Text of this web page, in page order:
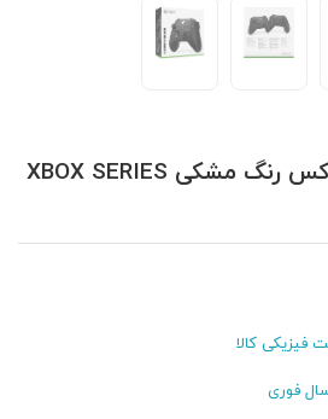
دسته بازی ایکس باکس رنگ مشکی XBOX SERIES
فیزیکی کالا
فوری